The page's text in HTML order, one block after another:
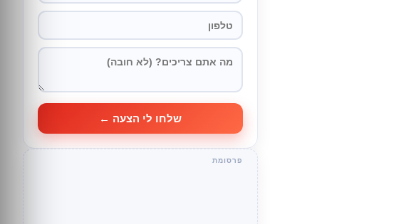
שלחו לי הצעה ←